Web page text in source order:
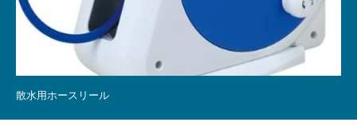
散水用ホースリール